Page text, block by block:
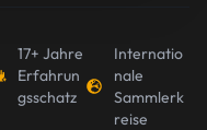
17+ Jahre
Erfahrun
gsschatz
Internatio
nale
Sammlerk
reise